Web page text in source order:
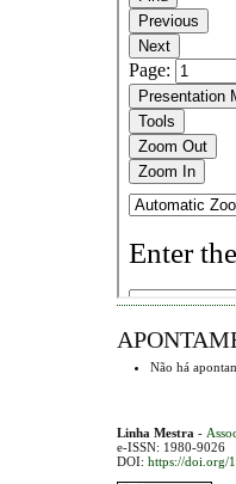
Não há
Linha Mestra -
e-ISSN: 1980-9026
DOI: https://doi.org/